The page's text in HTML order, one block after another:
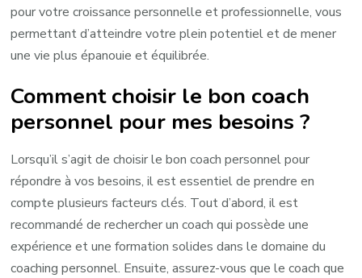
pour votre croissance personnelle et professionnelle, vous
permettant d’atteindre votre plein potentiel et de mener
une vie plus épanouie et équilibrée.
Comment choisir le bon coach
personnel pour mes besoins ?
Lorsqu’il s’agit de choisir le bon coach personnel pour
répondre à vos besoins, il est essentiel de prendre en
compte plusieurs facteurs clés. Tout d’abord, il est
recommandé de rechercher un coach qui possède une
expérience et une formation solides dans le domaine du
coaching personnel. Ensuite, assurez-vous que le coach que